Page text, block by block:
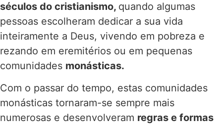
séculos do cristianismo, quando algumas
pessoas escolheram dedicar a sua vida
inteiramente a Deus, vivendo em pobreza e
rezando em eremitérios ou em pequenas
comunidades monásticas.
Com o passar do tempo, estas comunidades
monásticas tornaram-se sempre mais
numerosas e desenvolveram regras e formas